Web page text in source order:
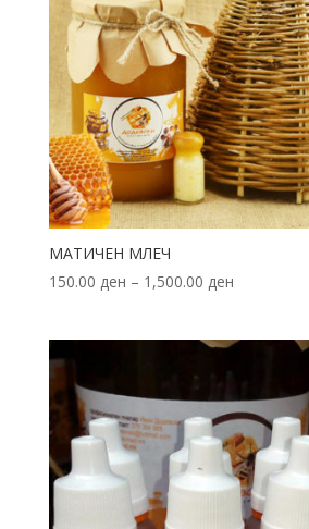
МАТИЧЕН МЛЕЧ
150.00 ден – 1,500.00 ден